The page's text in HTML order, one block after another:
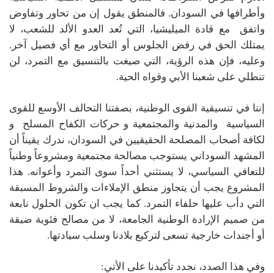
وأطرافها في السودان. فالمنطق يقول إن من تحاور وتفاوض
واتفق مع قادة الميليشيا، التي تُعد العدو الألد للشعب، لا
يمتلك الحق في رفض الجلوس أو التحاور مع أي فصيل آخر.
وعليه، فإن هذه الرؤية، التي صيغت بالتنسيق مع التمرد، لن
تنطلي على شعبنا الأبي وقواه الحية.
إننا في تنسيقية القوى الوطنية، بصفتنا التحالف الأوسع للقوى
السياسية والمدنية والمجتمعية و حركات الكفاح المسلح و
لكافة أصحاب المصلحة الحقيقيين في السودان، ندرك يقيناً أن
المشهد السوداني يستوجب مصالحة مجتمعية ومشروعاً وطنياً
للتعافي السياسي، لا يستثني أحداً سوى التمرد وأعوانه. هذا
المشروع يجب أن يتجاوز منطق الإملاءات والشروط المسبقة
التي دأب عليها حلفاء التمرد. كما يجب ان تكون الحلول نابعة
من صميم الإرادة الوطنية الجامعة، لا من مصالح فئوية ضيقة
أو أجندات خارجية تسعى لتركيع بلادنا وسلب سيادتها.
وفي هذا الصدد، نجدد تأكيدنا على الأتي: